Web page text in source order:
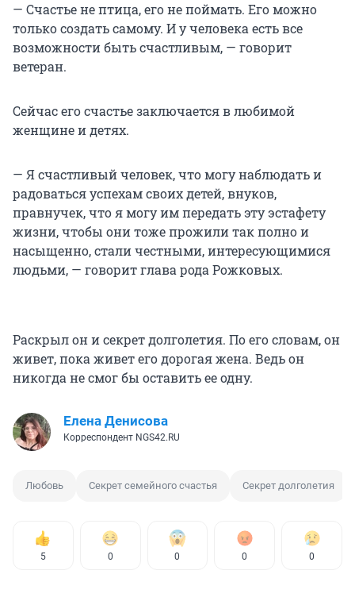
— Счастье не птица, его не поймать. Его можно
только создать самому. И у человека есть все
возможности быть счастливым, — говорит
ветеран.
Сейчас его счастье заключается в любимой
женщине и детях.
— Я счастливый человек, что могу наблюдать и
радоваться успехам своих детей, внуков,
правнучек, что я могу им передать эту эстафету
жизни, чтобы они тоже прожили так полно и
насыщенно, стали честными, интересующимися
людьми, — говорит глава рода Рожковых.
Раскрыл он и секрет долголетия. По его словам, он
живет, пока живет его дорогая жена. Ведь он
никогда не смог бы оставить ее одну.
Елена Денисова
Корреспондент NGS42.RU
Любовь Секрет семейного счастья Секрет долголетия
5 0 0 0 0